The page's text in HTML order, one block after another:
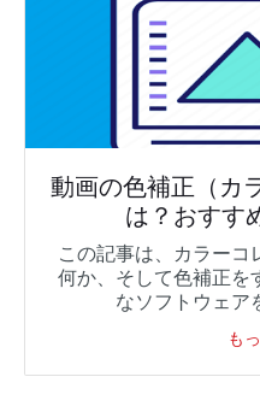
動画の色補正（カ
は？おすす
この記事は、カラーコ
何か、そして色補正を
なソフトウェア
も